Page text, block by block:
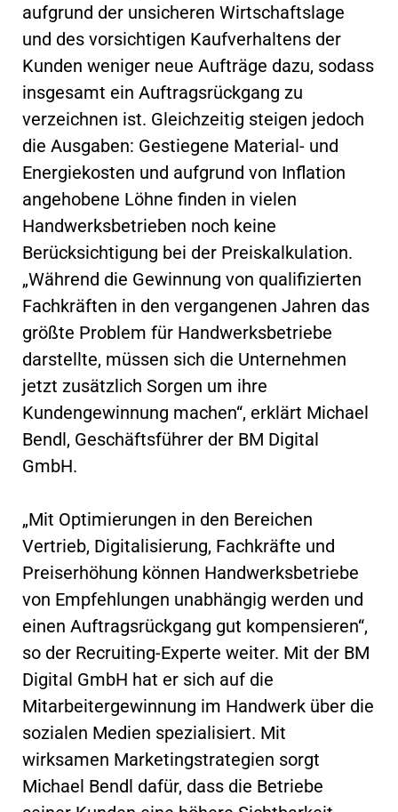
aufgrund der unsicheren Wirtschaftslage
und des vorsichtigen Kaufverhaltens der
Kunden weniger neue Aufträge dazu, sodass
insgesamt ein Auftragsrückgang zu
verzeichnen ist. Gleichzeitig steigen jedoch
die Ausgaben: Gestiegene Material- und
Energiekosten und aufgrund von Inflation
angehobene Löhne finden in vielen
Handwerksbetrieben noch keine
Berücksichtigung bei der Preiskalkulation.
„Während die Gewinnung von qualifizierten
Fachkräften in den vergangenen Jahren das
größte Problem für Handwerksbetriebe
darstellte, müssen sich die Unternehmen
jetzt zusätzlich Sorgen um ihre
Kundengewinnung machen“, erklärt Michael
Bendl, Geschäftsführer der BM Digital
GmbH.
„Mit Optimierungen in den Bereichen
Vertrieb, Digitalisierung, Fachkräfte und
Preiserhöhung können Handwerksbetriebe
von Empfehlungen unabhängig werden und
einen Auftragsrückgang gut kompensieren“,
so der Recruiting-Experte weiter. Mit der BM
Digital GmbH hat er sich auf die
Mitarbeitergewinnung im Handwerk über die
sozialen Medien spezialisiert. Mit
wirksamen Marketingstrategien sorgt
Michael Bendl dafür, dass die Betriebe